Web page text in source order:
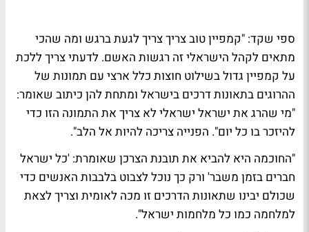
ספי שקד: "קמפיין טוב צריך צריך לגעת ברגש ומה שהכי
מתאים לקהל הישראלי זה רגשות האשם. לדעתי צריך ללכת
על קמפיין גדול בשילוט חוצות כלל ארצי עם תמונות של
ההרוגים בתאונות דרכים בישראל ומתחת להן כיתוב שאומר:
"מי שהרג את ישראל ישראלי לא צריך את התמונה הזו כדי
להיזכר בו כל יום". הפנייה צריכה להיות אל הלב".
"החוכמה היא להביא את תובנת הצרכן שאומרת: 'כל ישראל
חברים בזמן משבר' ורק כך נוכל לצבוט בלבבות האנשים כדי
שכולם יבינו שתאונות הדרכים זו מכה לאומית וצריך לצאת
למלחמה כמו כל מלחמות ישראל".